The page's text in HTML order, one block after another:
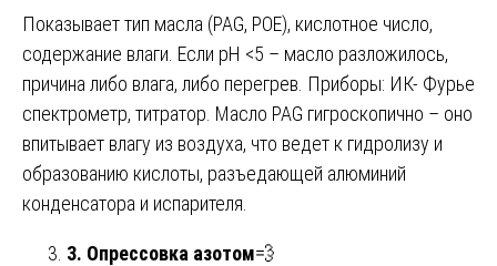
Показывает тип масла (PAG, POE), кислотное число,
содержание влаги. Если pH <5 – масло разложилось,
причина либо влага, либо перегрев. Приборы: ИК- Фурье
спектрометр, титратор. Масло PAG гигроскопично – оно
впитывает влагу из воздуха, что ведет к гидролизу и
образованию кислоты, разъедающей алюминий
конденсатора и испарителя.
3. Опрессовка азотом💨